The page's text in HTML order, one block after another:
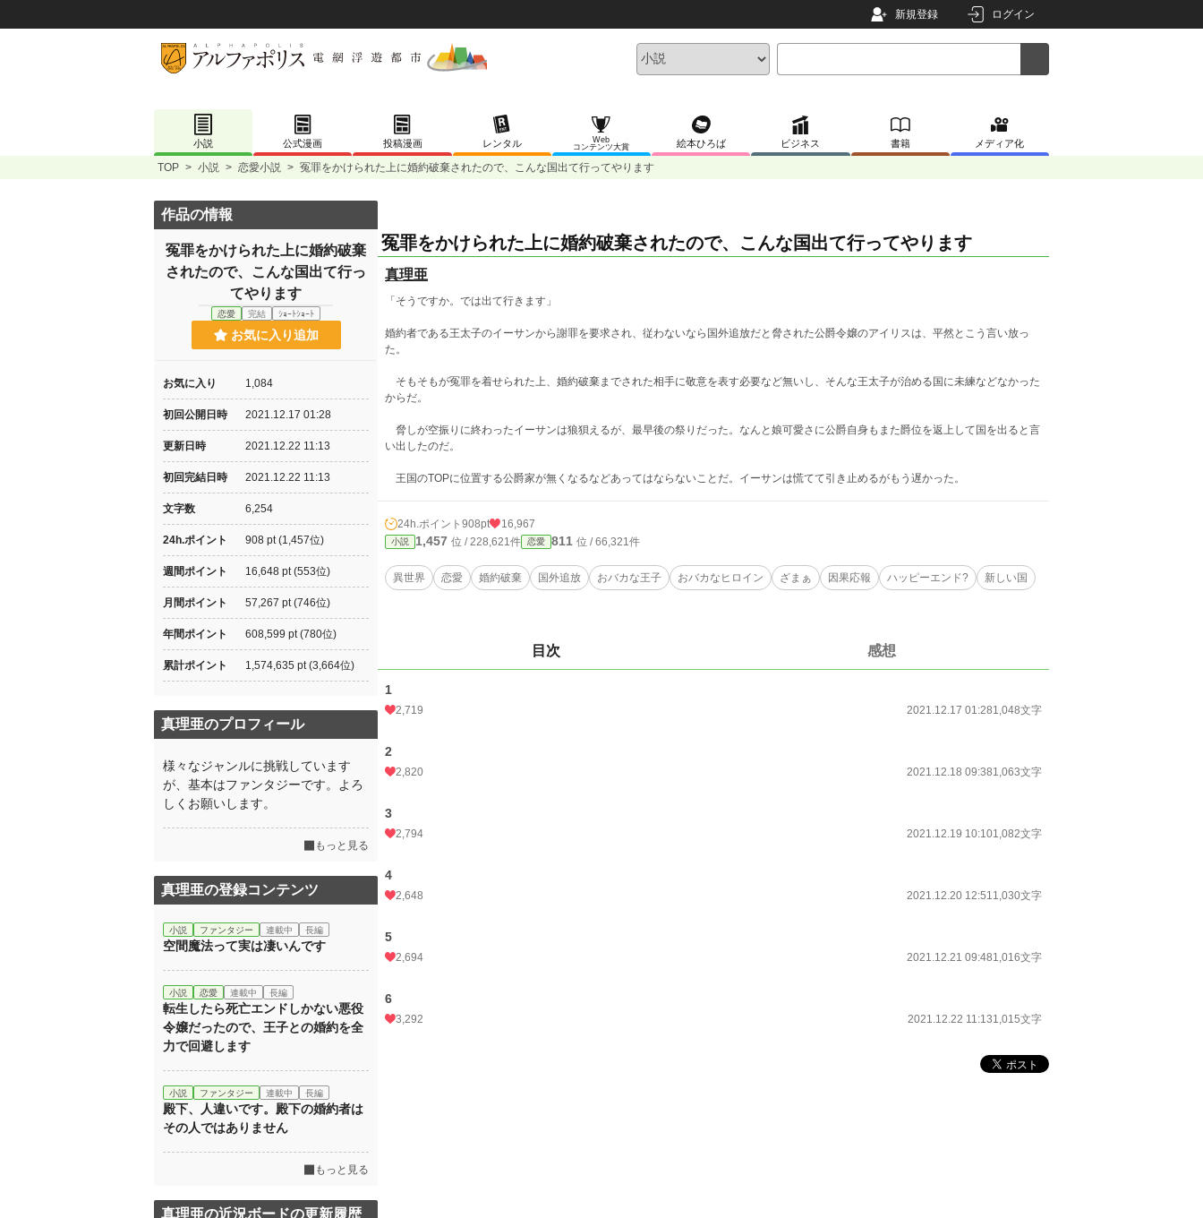
新規登録 ログイン
小説 公式漫画 投稿漫画 レンタル
Web
コンテンツ大賞
絵本ひろば ビジネス 書籍 メディア化
TOP > 小説 > 恋愛小説 > 冤罪をかけられた上に婚約破棄されたので、こんな国出て行ってやります
冤罪をかけられた上に婚約破棄されたので、こんな国出て行ってやります
真理亜
「そうですか。では出て行きます」
婚約者である王太子のイーサンから謝罪を要求され、従わないなら国外追放だと脅された公爵令嬢のアイリスは、平然とこう言い放っ
た。
そもそもが冤罪を着せられた上、婚約破棄までされた相手に敬意を表す必要など無いし、そんな王太子が治める国に未練などなかった
からだ。
脅しが空振りに終わったイーサンは狼狽えるが、最早後の祭りだった。なんと娘可愛さに公爵自身もまた爵位を返上して国を出ると言
い出したのだ。
王国のTOPに位置する公爵家が無くなるなどあってはならないことだ。イーサンは慌てて引き止めるがもう遅かった。
24h.ポイント 908pt 16,967
小説 1,457 位 / 228,621件 恋愛 811 位 / 66,321件
異世界 恋愛 婚約破棄 国外追放 おバカな王子 おバカなヒロイン ざまぁ 因果応報 ハッピーエンド? 新しい国
目次 感想
1
2,719 2021.12.17 01:281,048文字
2
2,820 2021.12.18 09:381,063文字
3
2,794 2021.12.19 10:101,082文字
4
2,648 2021.12.20 12:511,030文字
5
2,694 2021.12.21 09:481,016文字
6
3,292 2021.12.22 11:131,015文字
作品の情報
冤罪をかけられた上に婚約破棄
されたので、こんな国出て行っ
てやります
恋愛 完結 ｼｮｰﾄｼｮｰﾄ
お気に入り追加
お気に入り 1,084
初回公開日時 2021.12.17 01:28
更新日時 2021.12.22 11:13
初回完結日時 2021.12.22 11:13
文字数 6,254
24h.ポイント 908 pt (1,457位)
週間ポイント 16,648 pt (553位)
月間ポイント 57,267 pt (746位)
年間ポイント 608,599 pt (780位)
累計ポイント 1,574,635 pt (3,664位)
真理亜のプロフィール
様々なジャンルに挑戦しています
が、基本はファンタジーです。よろ
しくお願いします。
もっと見る
真理亜の登録コンテンツ
小説 ファンタジー 連載中 長編
空間魔法って実は凄いんです
小説 恋愛 連載中 長編
転生したら死亡エンドしかない悪役
令嬢だったので、王子との婚約を全
力で回避します
小説 ファンタジー 連載中 長編
殿下、人違いです。殿下の婚約者は
その人ではありません
もっと見る
真理亜の近況ボードの更新履歴